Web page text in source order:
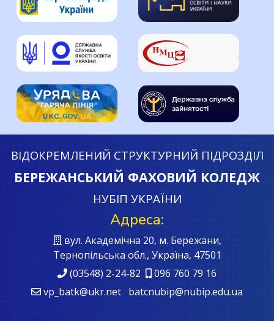
ВІДОКРЕМЛЕНИЙ СТРУКТУРНИЙ ПІДРОЗДІЛ
БЕРЕЖАНСЬКИЙ ФАХОВИЙ КОЛЕДЖ
НУБІП УКРАЇНИ
Адреса:
вул. Академічна 20, м. Бережани,
Тернопільська обл., Україна, 47501
(03548) 2-24-82
096 760 79 16
vp_batk@ukr.net batcnubip@nubip.edu.ua